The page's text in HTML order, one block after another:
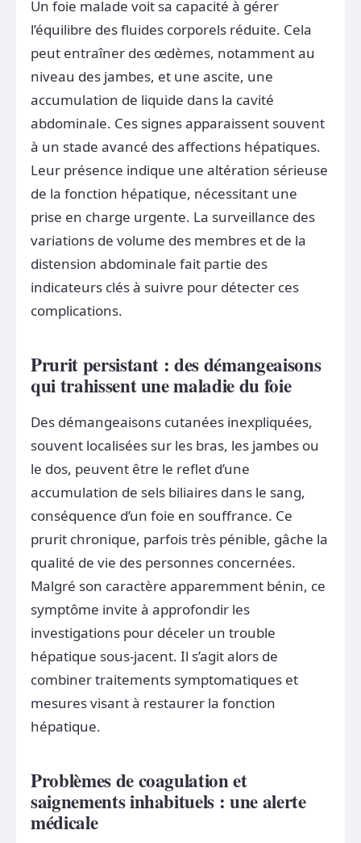
Un foie malade voit sa capacité à gérer
l’équilibre des fluides corporels réduite. Cela
peut entraîner des œdèmes, notamment au
niveau des jambes, et une ascite, une
accumulation de liquide dans la cavité
abdominale. Ces signes apparaissent souvent
à un stade avancé des affections hépatiques.
Leur présence indique une altération sérieuse
de la fonction hépatique, nécessitant une
prise en charge urgente. La surveillance des
variations de volume des membres et de la
distension abdominale fait partie des
indicateurs clés à suivre pour détecter ces
complications.
Prurit persistant : des démangeaisons
qui trahissent une maladie du foie
Des démangeaisons cutanées inexpliquées,
souvent localisées sur les bras, les jambes ou
le dos, peuvent être le reflet d’une
accumulation de sels biliaires dans le sang,
conséquence d’un foie en souffrance. Ce
prurit chronique, parfois très pénible, gâche la
qualité de vie des personnes concernées.
Malgré son caractère apparemment bénin, ce
symptôme invite à approfondir les
investigations pour déceler un trouble
hépatique sous-jacent. Il s’agit alors de
combiner traitements symptomatiques et
mesures visant à restaurer la fonction
hépatique.
Problèmes de coagulation et
saignements inhabituels : une alerte
médicale